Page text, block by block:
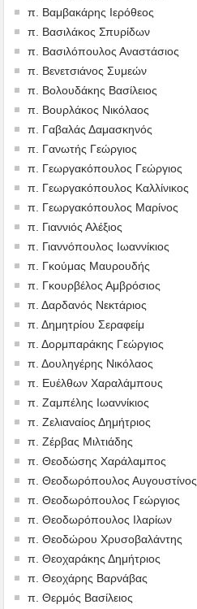
π. Βαμβακάρης Ιερόθεος
π. Βασιλάκος Σπυρίδων
π. Βασιλόπουλος Αναστάσιος
π. Βενετσιάνος Συμεών
π. Βολουδάκης Βασίλειος
π. Βουρλάκος Νικόλαος
π. Γαβαλάς Δαμασκηνός
π. Γανωτής Γεώργιος
π. Γεωργακόπουλος Γεώργιος
π. Γεωργακόπουλος Καλλίνικος
π. Γεωργακόπουλος Μαρίνος
π. Γιαννιός Αλέξιος
π. Γιαννόπουλος Ιωαννίκιος
π. Γκούμας Μαυρουδής
π. Γκουρβέλος Αμβρόσιος
π. Δαρδανός Νεκτάριος
π. Δημητρίου Σεραφείμ
π. Δορμπαράκης Γεώργιος
π. Δουληγέρης Νικόλαος
π. Ευέλθων Χαραλάμπους
π. Ζαμπέλης Ιωαννίκιος
π. Ζελιαναίος Δημήτριος
π. Ζέρβας Μιλτιάδης
π. Θεοδώσης Χαράλαμπος
π. Θεοδωρόπουλος Αυγουστίνος
π. Θεοδωρόπουλος Γεώργιος
π. Θεοδωρόπουλος Ιλαρίων
π. Θεοδώρου Χρυσοβαλάντης
π. Θεοχαράκης Δημήτριος
π. Θεοχάρης Βαρνάβας
π. Θερμός Βασίλειος